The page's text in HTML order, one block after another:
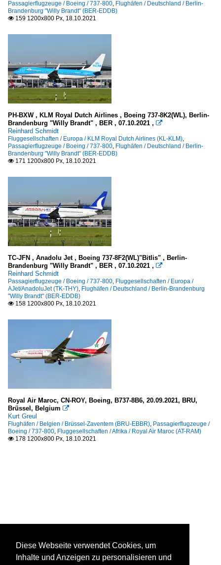
Passagierflugzeuge / Boeing / 737-800, Flughäfen / Deutschland / Berlin-
Brandenburg "Willy Brandt" (BER-EDDB)
 159 1200x800 Px, 18.10.2021
PH-BXW , KLM Royal Dutch Airlines , Boeing 737-8K2(WL), Berlin-
Brandenburg "Willy Brandt" , BER , 07.10.2021 , 
Reinhard Schmidt
Fluggesellschaften / Europa / KLM Royal Dutch Airlines (KL-KLM),
Passagierflugzeuge / Boeing / 737-800, Flughäfen / Deutschland / Berlin-
Brandenburg "Willy Brandt" (BER-EDDB)
 171 1200x800 Px, 18.10.2021
TC-JFN , Anadolu Jet , Boeing 737-8F2(WL)"Bitlis" , Berlin-
Brandenburg "Willy Brandt" , BER , 07.10.2021 , 
Reinhard Schmidt
Passagierflugzeuge / Boeing / 737-800, Fluggesellschaften / Europa /
AJet/AnadoluJet (TK-THY), Flughäfen / Deutschland / Berlin-Brandenburg
"Willy Brandt" (BER-EDDB)
 158 1200x800 Px, 18.10.2021
Royal Air Maroc, CN-ROY, Boeing, B737-8B6, 20.09.2021, BRU,
Brüssel, Belgium 
Kurt Greul
Flughäfen / Belgien / Brüssel-Zaventem (BRU-EBBR), Passagierflugzeuge /
Boeing / 737-800, Fluggesellschaften / Afrika / Royal Air Maroc (AT-RAM)
 178 1200x800 Px, 18.10.2021
Diese Webseite verwendet Cookies, um
Inhalte und Anzeigen zu personalisieren und